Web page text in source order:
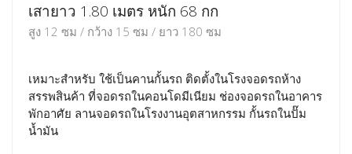
เสายาว 1.80 เมตร หนัก 68 กก
สูง 12 ซม / กว้าง 15 ซม / ยาว 180 ซม
เหมาะสำหรับ ใช้เป็นคานกั้นรถ ติดตั้งในโรงจอดรถห้าง
สรรพสินค้า ที่จอดรถในคอนโดมีเนียม ช่องจอดรถในอาคาร
พักอาศัย ลานจอดรถในโรงงานอุตสาหกรรม กั้นรถในปั๊ม
น้ำมัน